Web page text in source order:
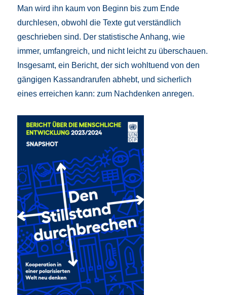
Man wird ihn kaum von Beginn bis zum Ende
durchlesen, obwohl die Texte gut verständlich
geschrieben sind. Der statistische Anhang, wie
immer, umfangreich, und nicht leicht zu überschauen.
Insgesamt, ein Bericht, der sich wohltuend von den
gängigen Kassandrarufen abhebt, und sicherlich
eines erreichen kann: zum Nachdenken anregen.